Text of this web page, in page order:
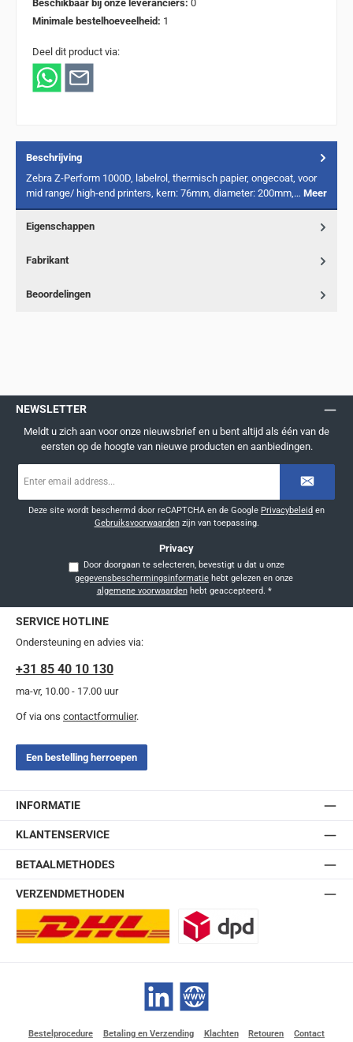
Beschikbaar bij onze leveranciers: 0
Minimale bestelhoeveelheid: 1
Deel dit product via:
Beschrijving
Zebra Z-Perform 1000D, labelrol, thermisch papier, ongecoat, voor
mid range/ high-end printers, kern: 76mm, diameter: 200mm,… Meer
Eigenschappen
Fabrikant
Beoordelingen
NEWSLETTER
Meldt u zich aan voor onze nieuwsbrief en u bent altijd als één van de
eersten op de hoogte van nieuwe producten en aanbiedingen.
mailadres
Deze site wordt beschermd door reCAPTCHA en de Google Privacybeleid en
Gebruiksvoorwaardenzijn van toepassing.
Privacy
Door doorgaan te selecteren, bevestigt u dat u onze
gegevensbeschermingsinformatie
algemene voorwaardenhebt geaccepteerd. *
SERVICE HOTLINE
Ondersteuning en advies via:
+31 85 40 10 130
ma-vr, 10.00 - 17.00 uur
Of via ons contactformulier.
Een bestelling herroepen
INFORMATIE
KLANTENSERVICE
BETAALMETHODES
VERZENDMETHODEN
LinkedIn Website
Bestelprocedure Betaling en Verzending Klachten Retouren Contact